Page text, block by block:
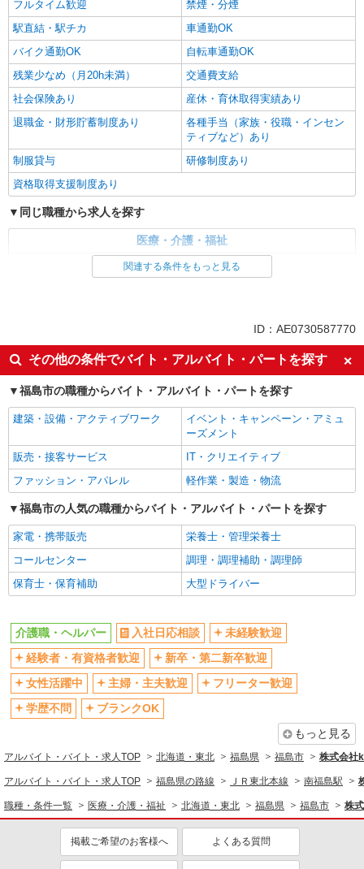
フルタイム歓迎
禁煙・分煙
駅直結・駅チカ
車通勤OK
バイク通勤OK
自転車通勤OK
残業少なめ（月20h未満）
交通費支給
社会保険あり
産休・育休取得実績あり
退職金・財形貯蓄制度あり
各種手当（家族・役職・インセン
ティブなど）あり
制服貸与
研修制度あり
資格取得支援制度あり
同じ職種から求人を探す
医療・介護・福祉
ボーナス・賞与あり
車通勤OK
交通費支給
社会保険あり
産休・育休取得実績あり
関連する条件をもっと見る
ID：AE0730587770
その他の条件でバイト・アルバイト・パートを探す
福島市の職種からバイト・アルバイト・パートを探す
建築・設備・アクティブワーク
イベント・キャンペーン・アミュ
ーズメント
販売・接客サービス
IT・クリエイティブ
ファッション・アパレル
軽作業・製造・物流
福島市の人気の職種からバイト・アルバイト・パートを探す
家電・携帯販売
栄養士・管理栄養士
コールセンター
調理・調理補助・調理師
保育士・保育補助
大型ドライバー
介護職・ヘルパー 入社日応相談
未経験歓迎
経験者・有資格者歓迎
新卒・第二新卒歓迎
女性活躍中
主婦・主夫歓迎
フリーター歓迎
学歴不問
ブランクOK
もっと見る
アルバイト・バイト・求人TOP 北海道・東北 福島県 福島市 株式会社
アルバイト・バイト・求人TOP 福島県の路線 ＪＲ東北本線 南福島駅
職種・条件一覧 医療・介護・福祉 北海道・東北 福島県 福島市 株
掲載ご希望のお客様へ よくある質問